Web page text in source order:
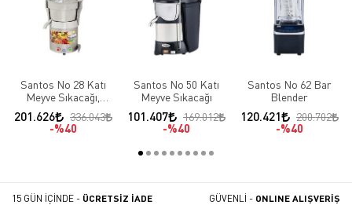
Santos No 28 Katı
Meyve Sıkacağı,
Paslanmaz Çelik
Gövdeli
201.626
336.043
%40
Santos No 50 Katı
Meyve Sıkacağı
101.407
169.012
%40
Santos No 62 Bar
Blender
120.421
200.702
%40
15 GÜN İÇİNDE - ÜCRETSİZ İADE GÜVENLİ - ONLINE ALIŞVERİŞ